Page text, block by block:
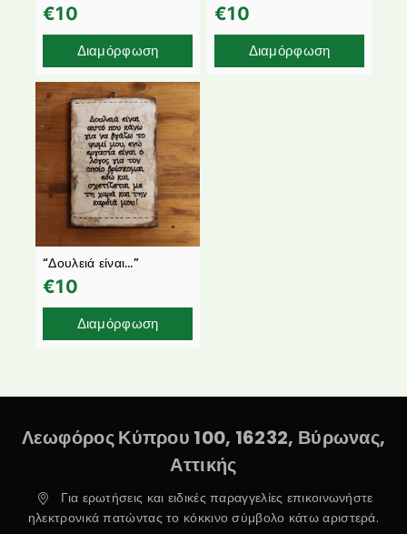
€10
Διαμόρφωση
€10
Διαμόρφωση
“Δουλειά είναι…”
€10
Διαμόρφωση
Λεωφόρος Κύπρου 100, 16232, Βύρωνας,
Αττικής
Για ερωτήσεις και ειδικές παραγγελίες επικοινωνήστε
ηλεκτρονικά πατώντας το κόκκινο σύμβολο κάτω αριστερά.